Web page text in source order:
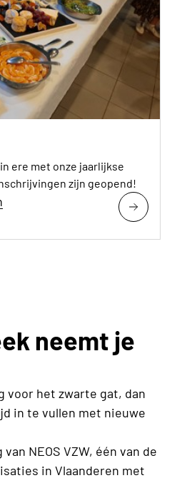
ere met onze jaarlijkse
zijn geopend!
neemt je
voor het zwarte gat, dan
in te vullen met nieuwe
NEOS VZW, één van de
in Vlaanderen met